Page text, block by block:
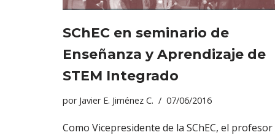
SChEC en seminario de
Enseñanza y Aprendizaje de
STEM Integrado
por Javier E. Jiménez C. 07/06/2016
Como Vicepresidente de la SChEC, el profesor